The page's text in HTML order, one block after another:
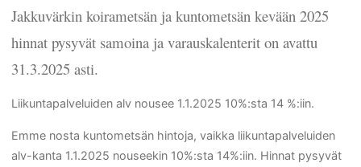
Jakkuvärkin koirametsän ja kuntometsän kevään 2025
hinnat pysyvät samoina ja varauskalenterit on avattu
31.3.2025 asti.
Liikuntapalveluiden alv nousee 1.1.2025 10%:sta 14 %:iin.
Emme nosta kuntometsän hintoja, vaikka liikuntapalveluiden
alv-kanta 1.1.2025 nouseekin 10%:sta 14%:iin. Hinnat pysyvät